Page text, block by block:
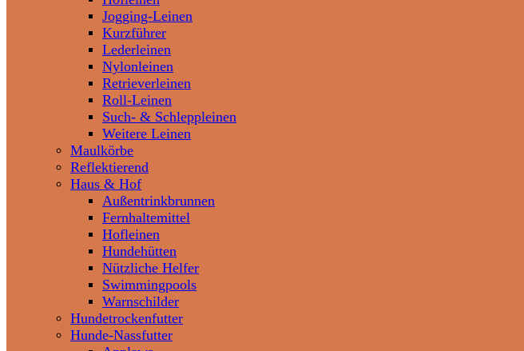
Jogging-Leinen
Kurzführer
Lederleinen
Nylonleinen
Retrieverleinen
Roll-Leinen
Such- & Schleppleinen
Weitere Leinen
Maulkörbe
Reflektierend
Haus & Hof
Außentrinkbrunnen
Fernhaltemittel
Hofleinen
Hundehütten
Nützliche Helfer
Swimmingpools
Warnschilder
Hundetrockenfutter
Hunde-Nassfutter